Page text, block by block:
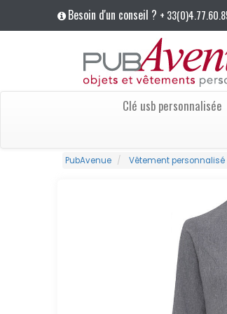
Besoin d'un conseil ? +
Clé usb personnalisée
PubAvenue Vêtement personnalisé